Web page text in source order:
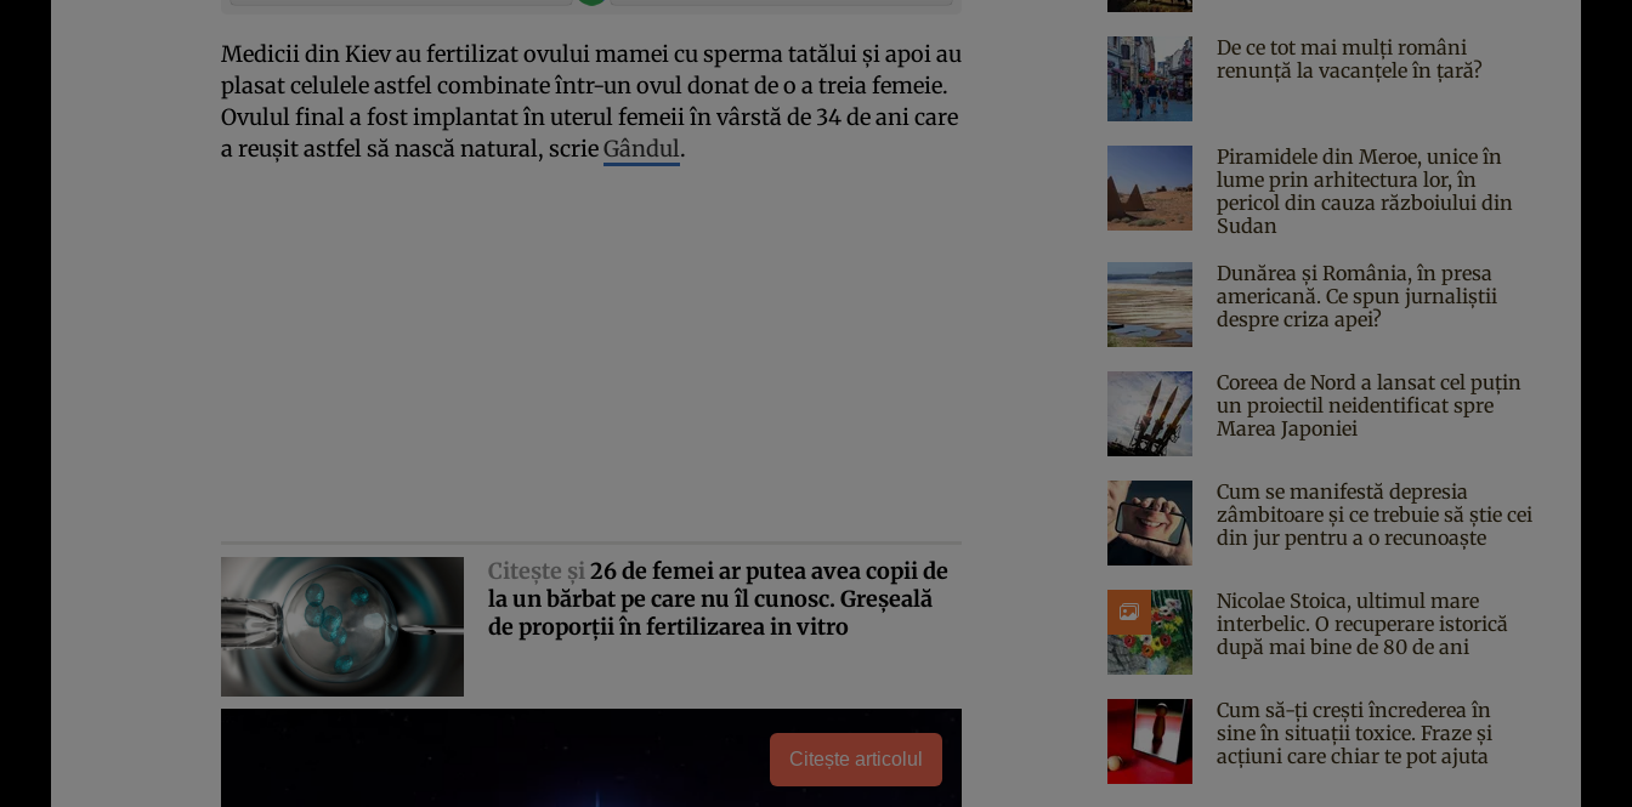
Medicii din Kiev au fertilizat ovului mamei cu sperma tatălui şi apoi au
plasat celulele astfel combinate într-un ovul donat de o a treia femeie.
Ovulul final a fost implantat în uterul femeii în vârstă de 34 de ani care
a reuşit astfel să nască natural, scrieGândul.
Citeşte şi26 de femei ar putea avea copii de
la un bărbat pe care nu îl cunosc. Greşeală
de proporţii în fertilizarea in vitro
Citește articolul
De ce tot mai mulți români
renunță la vacanțele în țară?
Piramidele din Meroe, unice în
lume prin arhitectura lor, în
pericol din cauza războiului din
Sudan
Dunărea și România, în presa
americană. Ce spun jurnaliștii
despre criza apei?
Coreea de Nord a lansat cel puțin
un proiectil neidentificat spre
Marea Japoniei
Cum se manifestă depresia
zâmbitoare și ce trebuie să știe cei
din jur pentru a o recunoaște
Nicolae Stoica, ultimul mare
interbelic. O recuperare istorică
după mai bine de 80 de ani
Cum să-ți crești încrederea în
sine în situații toxice. Fraze și
acțiuni care chiar te pot ajuta